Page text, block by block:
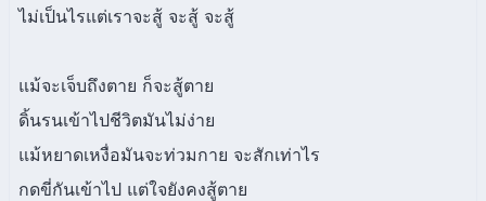
ไม่เป็นไรแต่เราจะสู้ จะสู้ จะสู้
แม้จะเจ็บถึงตาย ก็จะสู้ตาย
ดิ้นรนเข้าไปชีวิตมันไม่ง่าย
แม้หยาดเหงื่อมันจะท่วมกาย จะสักเท่าไร
กดขี่กันเข้าไป แต่ใจยังคงสู้ตาย